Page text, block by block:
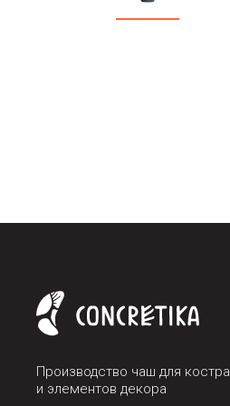
Производство чаш для костра
и элементов декора